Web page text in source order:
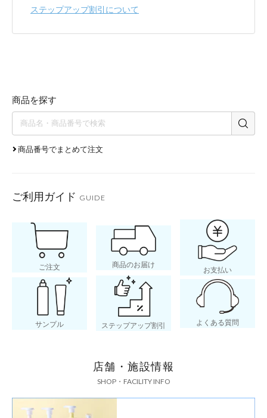
ステップアップ割引について
商品を探す
商品番号でまとめて注文
ご利用ガイド GUIDE
ご注文 商品のお届け
お支払い
サンプル ステップアップ割引 よくある質問
店舗・施設情報
SHOP・FACILITY INFO